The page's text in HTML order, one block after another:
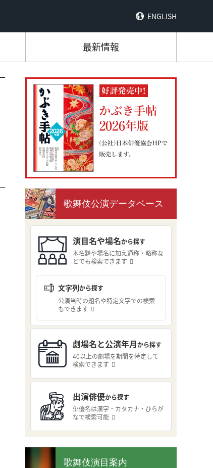
ENGLISH
最新情報
歌舞伎公演データベース
演目名や場名から探す
本名題や場名に加え通称・略称な
どでも検索できます
文字列から探す
公演当時の題名や特定文字での検索
もできます
劇場名と公演年月から探す
40以上の劇場を期間を特定して
検索できます
出演俳優から探す
俳優名は漢字・カタカナ・ひらが
なで検索可能
歌舞伎演目案内